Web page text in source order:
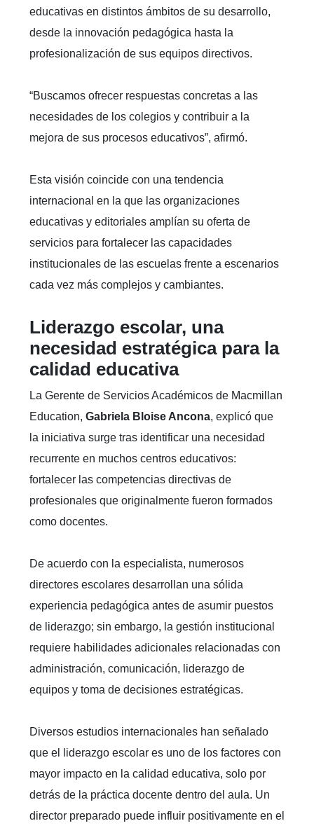
educativas en distintos ámbitos de su desarrollo,
desde la innovación pedagógica hasta la
profesionalización de sus equipos directivos.
“Buscamos ofrecer respuestas concretas a las
necesidades de los colegios y contribuir a la
mejora de sus procesos educativos”, afirmó.
Esta visión coincide con una tendencia
internacional en la que las organizaciones
educativas y editoriales amplían su oferta de
servicios para fortalecer las capacidades
institucionales de las escuelas frente a escenarios
cada vez más complejos y cambiantes.
Liderazgo escolar, una
necesidad estratégica para la
calidad educativa
La Gerente de Servicios Académicos de Macmillan
Education, Gabriela Bloise Ancona, explicó que
la iniciativa surge tras identificar una necesidad
recurrente en muchos centros educativos:
fortalecer las competencias directivas de
profesionales que originalmente fueron formados
como docentes.
De acuerdo con la especialista, numerosos
directores escolares desarrollan una sólida
experiencia pedagógica antes de asumir puestos
de liderazgo; sin embargo, la gestión institucional
requiere habilidades adicionales relacionadas con
administración, comunicación, liderazgo de
equipos y toma de decisiones estratégicas.
Diversos estudios internacionales han señalado
que el liderazgo escolar es uno de los factores con
mayor impacto en la calidad educativa, solo por
detrás de la práctica docente dentro del aula. Un
director preparado puede influir positivamente en el